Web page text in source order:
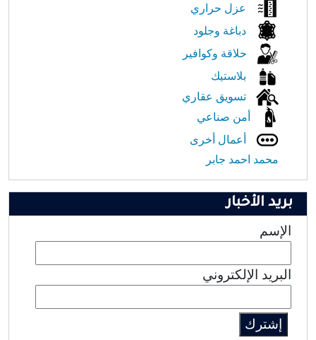
عزل حراري
دباغة وجلود
حلاقة وكوافير
بلاستيك
تسويق عقاري
أمن صناعي
أعمال أخرى
محمد احمد جابر
بريد الأخبار
الإسم
البريد الإلكتروني